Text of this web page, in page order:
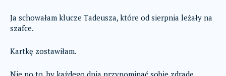
Ja schowałam klucze Tadeusza, które od sierpnia leżały na
szafce.
Kartkę zostawiłam.
Nie po to, by każdego dnia przypominać sobie zdradę.